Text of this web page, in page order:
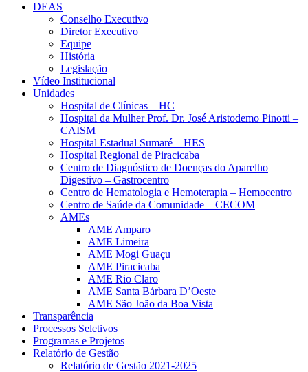
DEAS
Conselho Executivo
Diretor Executivo
Equipe
História
Legislação
Vídeo Institucional
Unidades
Hospital de Clínicas – HC
Hospital da Mulher Prof. Dr. José Aristodemo Pinotti –
CAISM
Hospital Estadual Sumaré – HES
Hospital Regional de Piracicaba
Centro de Diagnóstico de Doenças do Aparelho
Digestivo – Gastrocentro
Centro de Hematologia e Hemoterapia – Hemocentro
Centro de Saúde da Comunidade – CECOM
AMEs
AME Amparo
AME Limeira
AME Mogi Guaçu
AME Piracicaba
AME Rio Claro
AME Santa Bárbara D’Oeste
AME São João da Boa Vista
Transparência
Processos Seletivos
Programas e Projetos
Relatório de Gestão
Relatório de Gestão 2021-2025